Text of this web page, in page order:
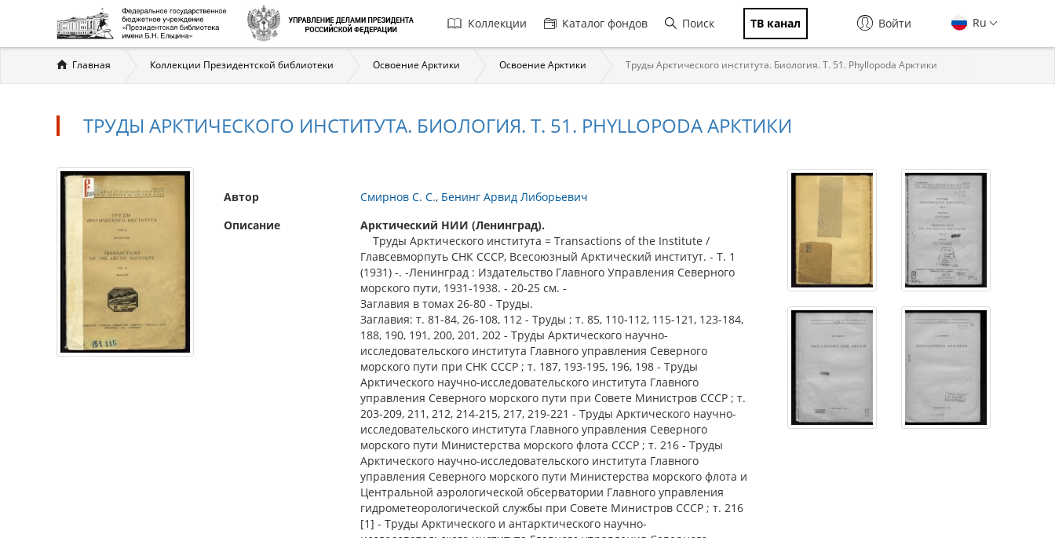
Главная
навигация
Коллекции Каталог фондов Поиск ТВ канал Ru
Войти
Вы
здесь
Главная Коллекции Президентской библиотеки Освоение Арктики Освоение Арктики Труды Арктического института. Биология. Т. 51. Phyllopoda Арктики
ТРУДЫ АРКТИЧЕСКОГО ИНСТИТУТА. БИОЛОГИЯ. Т. 51. PHYLLOPODA АРКТИКИ
Автор Смирнов С. С. Бенинг Арвид Либорьевич
Описание
Арктический НИИ (Ленинград).
Труды Арктического института = Transactions of the Institute /
Главсевморпуть СНК СССР, Всесоюзный Арктический институт. - Т. 1
(1931) -. -Ленинград : Издательство Главного Управления Северного
морского пути, 1931-1938. - 20-25 см. -
Заглавия в томах 26-80 - Труды.
Заглавия: т. 81-84, 26-108, 112 - Труды ; т. 85, 110-112, 115-121, 123-184,
188, 190, 191, 200, 201, 202 - Труды Арктического научно-
исследовательского института Главного управления Северного
морского пути при СНК СССР ; т. 187, 193-195, 196, 198 - Труды
Арктического научно-исследовательского института Главного
управления Северного морского пути при Совете Министров СССР ; т.
203-209, 211, 212, 214-215, 217, 219-221 - Труды Арктического научно-
исследовательского института Главного управления Северного
морского пути Министерства морского флота СССР ; т. 216 - Труды
Арктического научно-исследовательского института Главного
управления Северного морского пути Министерства морского флота и
Центральной аэрологической обсерватории Главного управления
гидрометеорологической службы при Совете Министров СССР ; т. 216
[1] - Труды Арктического и антарктического научно-